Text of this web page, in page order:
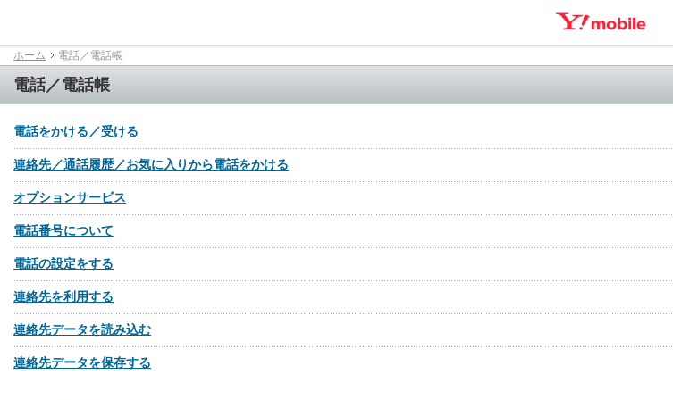
ホーム 電話／電話帳
電話／電話帳
電話をかける／受ける
連絡先／通話履歴／お気に入りから電話をかける
オプションサービス
電話番号について
電話の設定をする
連絡先を利用する
連絡先データを読み込む
連絡先データを保存する